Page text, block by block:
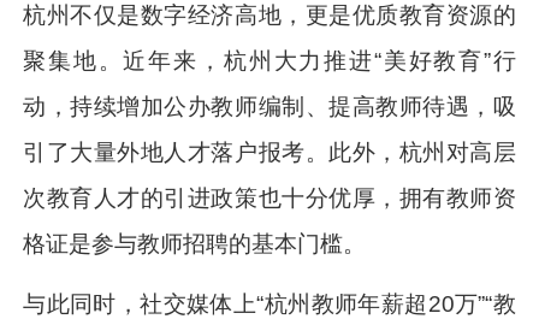
杭州不仅是数字经济高地，更是优质教育资源的
聚集地。近年来，杭州大力推进“美好教育”行
动，持续增加公办教师编制、提高教师待遇，吸
引了大量外地人才落户报考。此外，杭州对高层
次教育人才的引进政策也十分优厚，拥有教师资
格证是参与教师招聘的基本门槛。
与此同时，社交媒体上“杭州教师年薪超20万”“教